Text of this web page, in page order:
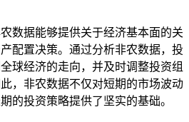
数据能够提供关于经济基本面的关
配置决策。通过分析非农数据，投
球经济的走向，并及时调整投资组
，非农数据不仅对短期的市场波动
的投资策略提供了坚实的基础。